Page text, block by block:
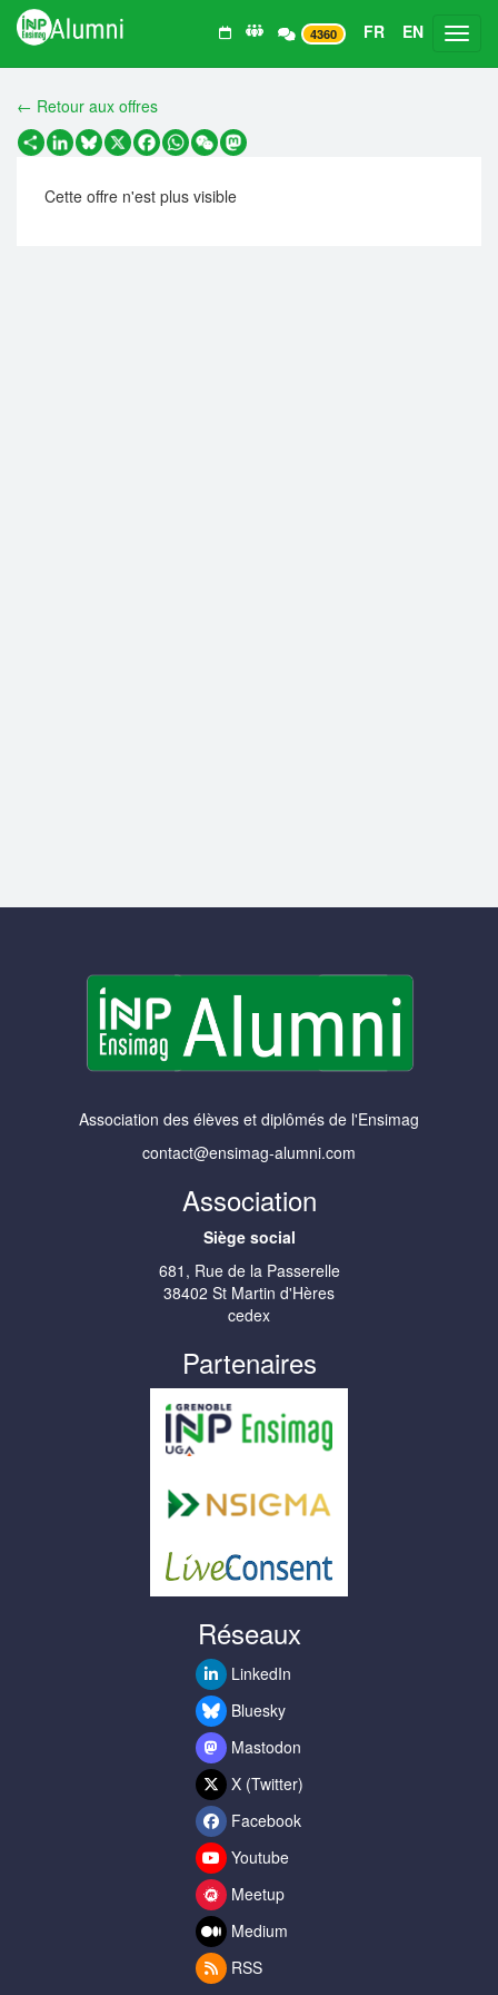
4360 FR EN
← Retour aux offres
PartagerLinkedIn
Bluesky
X Facebook
WhatsApp
WeChatMastodon
Cette offre n'est plus visible
Association des élèves et diplômés de l'Ensimag
contact@ensimag-alumni.com
Association
Siège social
681, Rue de la Passerelle
38402 St Martin d'Hères
cedex
Partenaires
Réseaux
LinkedIn
Bluesky
Mastodon
X (Twitter)
Facebook
Youtube
Meetup
Medium
RSS